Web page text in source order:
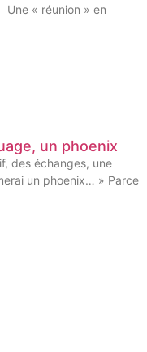
« réunion » en
un phoenix
des échanges, une
un phoenix… » Parce